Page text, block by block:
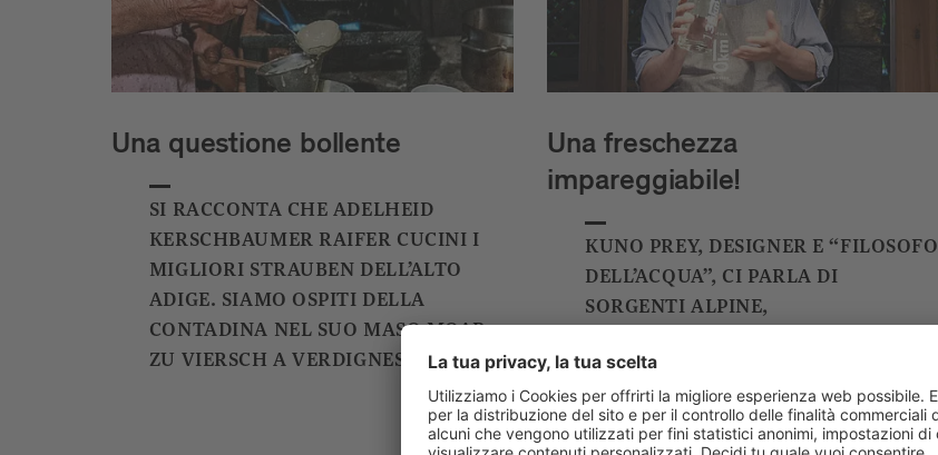
Una questione bollente
SI RACCONTA CHE ADELHEID
KERSCHBAUMER RAIFER CUCINI I
MIGLIORI STRAUBEN DELL’ALTO
ADIGE. SIAMO OSPITI DELLA
CONTADINA NEL SUO MASO MOAR
ZU VIERSCH A VERDIGNES.
Una freschezza
impareggiabile!
KUNO PREY, DESIGNER E “FILOSOFO
DELL’ACQUA”, CI PARLA DI
SORGENTI ALPINE,
E DELLE BOTTIGLIE SOSTENIBILI IN
ACCIAIO INOX DI BRESSANONE